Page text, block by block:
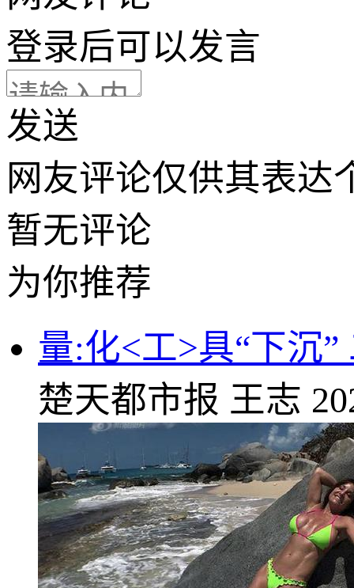
登录后可以发言
发送
网友评论仅供其表达
暂无评论
为你推荐
量:化<工>具“下沉
楚天都市报 王志